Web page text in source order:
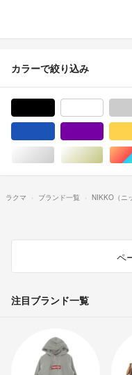
カラーで絞り込み
シルバー/銀色系
ゴー
ラクマ ブランド一覧 NIKKO（ニ
ペ
注目ブランド一覧